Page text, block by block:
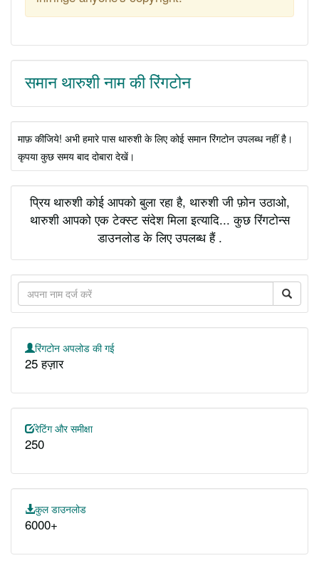
समान थारुशी नाम की रिंगटोन
माफ़ कीजिये! अभी हमारे पास थारुशी के लिए कोई समान रिंगटोन उपलब्ध नहीं है।
कृपया कुछ समय बाद दोबारा देखें।
प्रिय थारुशी कोई आपको बुला रहा है, थारुशी जी फ़ोन उठाओ,
थारुशी आपको एक टेक्स्ट संदेश मिला इत्यादि... कुछ रिंगटोन्स
डाउनलोड के लिए उपलब्ध हैं .
रिंगटोन अपलोड की गई
25 हज़ार
रेटिंग और समीक्षा
250
कुल डाउनलोड
6000+